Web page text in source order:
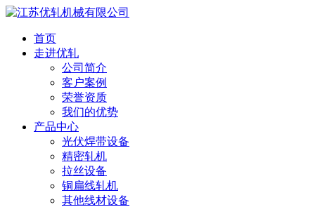
首页
走进优轧
公司简介
客户案例
荣誉资质
我们的优势
产品中心
光伏焊带设备
精密轧机
拉丝设备
铜扁线轧机
其他线材设备